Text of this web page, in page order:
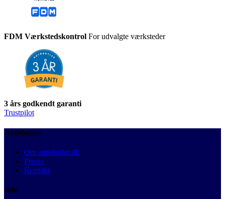
FDM Værkstedskontrol For udvalgte værksteder
3 års godkendt garanti
Trustpilot
Autobutler
Om autobutler.dk
Presse
Kontakt
Info